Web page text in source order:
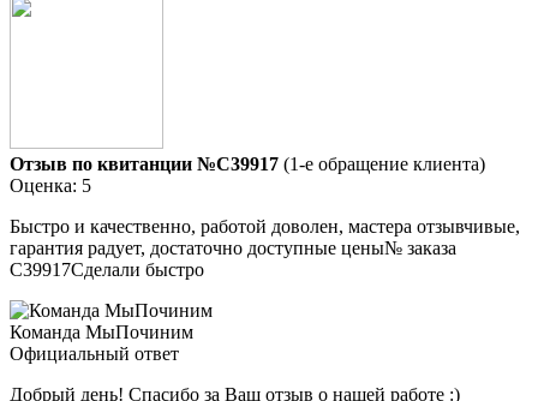
Отзыв по квитанции №C39917 (1-е обращение клиента)
Оценка: 5
Быстро и качественно, работой доволен, мастера отзывчивые,
гарантия радует, достаточно доступные цены№ заказа
C39917Сделали быстро
Команда МыПочиним
Официальный ответ
Добрый день! Спасибо за Ваш отзыв о нашей работе :)